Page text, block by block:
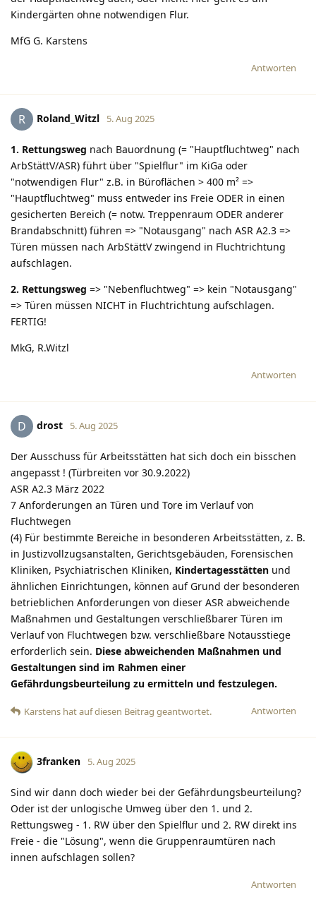
Kindergärten ohne notwendigen Flur.
MfG G. Karstens
Antworten
R Roland_Witzl 5. Aug 2025
1. Rettungsweg nach Bauordnung (= "Hauptfluchtweg" nach
ArbStättV/ASR) führt über "Spielflur" im KiGa oder
"notwendigen Flur" z.B. in Büroflächen > 400 m² =>
"Hauptfluchtweg" muss entweder ins Freie ODER in einen
gesicherten Bereich (= notw. Treppenraum ODER anderer
Brandabschnitt) führen => "Notausgang" nach ASR A2.3 =>
Türen müssen nach ArbStättV zwingend in Fluchtrichtung
aufschlagen.
2. Rettungsweg => "Nebenfluchtweg" => kein "Notausgang"
=> Türen müssen NICHT in Fluchtrichtung aufschlagen.
FERTIG!
MkG, R.Witzl
Antworten
D drost 5. Aug 2025
Der Ausschuss für Arbeitsstätten hat sich doch ein bisschen
angepasst ! (Türbreiten vor 30.9.2022)
ASR A2.3 März 2022
7 Anforderungen an Türen und Tore im Verlauf von
Fluchtwegen
(4) Für bestimmte Bereiche in besonderen Arbeitsstätten, z. B.
in Justizvollzugsanstalten, Gerichtsgebäuden, Forensischen
Kliniken, Psychiatrischen Kliniken, Kindertagesstätten und
ähnlichen Einrichtungen, können auf Grund der besonderen
betrieblichen Anforderungen von dieser ASR abweichende
Maßnahmen und Gestaltungen verschließbarer Türen im
Verlauf von Fluchtwegen bzw. verschließbare Notausstiege
erforderlich sein. Diese abweichenden Maßnahmen und
Gestaltungen sind im Rahmen einer
Gefährdungsbeurteilung zu ermitteln und festzulegen.
Antworten
Karstens hatauf diesen Beitrag geantwortet.
3franken 5. Aug 2025
Sind wir dann doch wieder bei der Gefährdungsbeurteilung?
Oder ist der unlogische Umweg über den 1. und 2.
Rettungsweg - 1. RW über den Spielflur und 2. RW direkt ins
Freie - die "Lösung", wenn die Gruppenraumtüren nach
innen aufschlagen sollen?
Antworten